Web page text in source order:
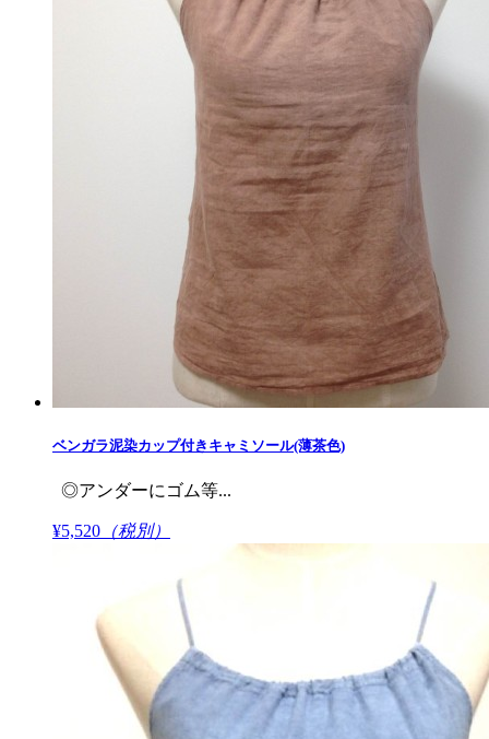
ベンガラ泥染カップ付きキャミソール(薄茶色)
◎アンダーにゴム等...
¥5,520 （税別）